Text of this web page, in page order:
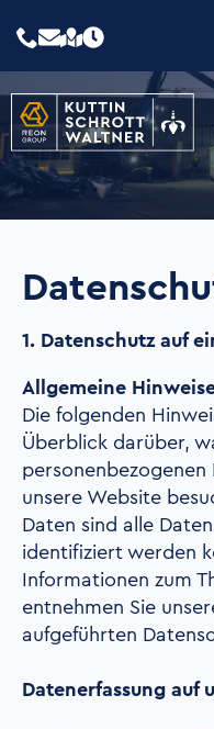
1. Datenschutz auf
Allgemeine
Die folgenden
Überblick darüber,
unsere Website
Daten sind alle
identifiziert werden
Informationen zum
entnehmen Sie
aufgeführten
Datenerfassung auf